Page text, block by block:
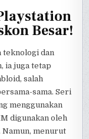
Besar!
teknologi dan
ia juga tetap
salah
sama. Seri
menggunakan
digunakan oleh
Namun, menurut